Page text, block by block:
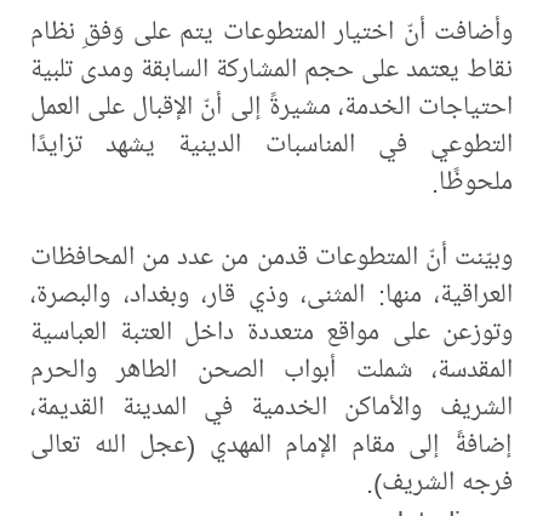
وأضافت أنّ اختيار المتطوعات يتم على وَفقِ نظام
نقاط يعتمد على حجم المشاركة السابقة ومدى تلبية
احتياجات الخدمة، مشيرةً إلى أنّ الإقبال على العمل
التطوعي في المناسبات الدينية يشهد تزايدًا
ملحوظًا.
وبيّنت أنّ المتطوعات قدمن من عدد من المحافظات
العراقية، منها: المثنى، وذي قار، وبغداد، والبصرة،
وتوزعن على مواقع متعددة داخل العتبة العباسية
المقدسة، شملت أبواب الصحن الطاهر والحرم
الشريف والأماكن الخدمية في المدينة القديمة،
إضافةً إلى مقام الإمام المهدي (عجل الله تعالى
فرجه الشريف).